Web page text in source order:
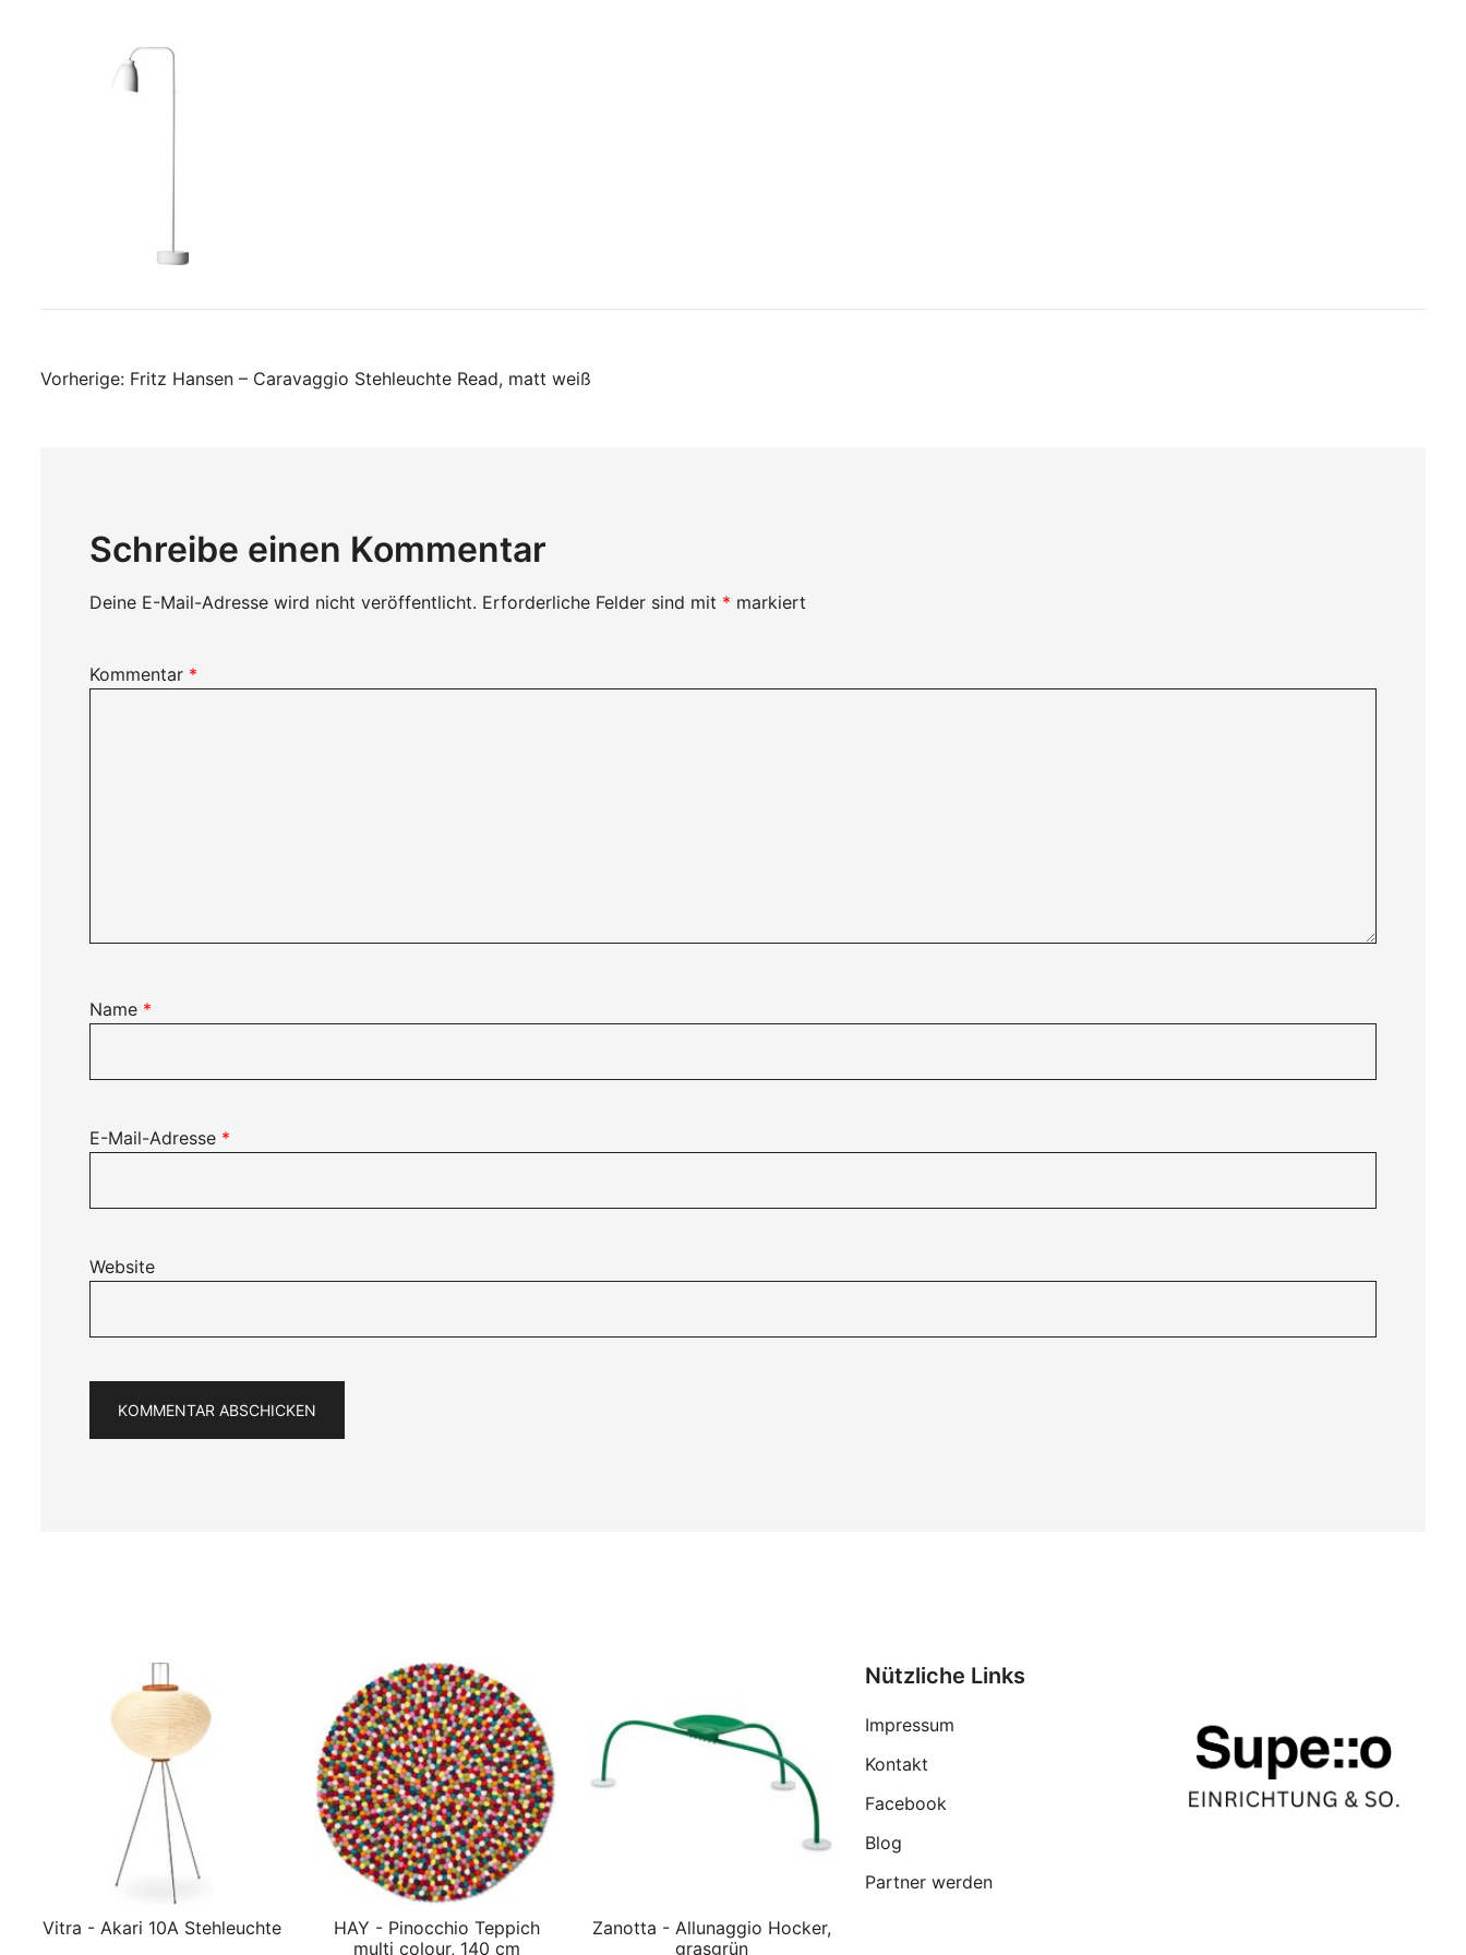
Beitragsnavigation
Vorherige: Fritz Hansen – Caravaggio Stehleuchte Read, matt weiß
Schreibe einen Kommentar
Deine E-Mail-Adresse wird nicht veröffentlicht. Erforderliche Felder sind mit * markiert
Kommentar *
Name *
E-Mail-Adresse *
Website
Vitra - Akari 10A Stehleuchte
HAY - Pinocchio Teppich
multi colour, 140 cm
Zanotta - Allunaggio Hocker,
grasgrün
Nützliche Links
Impressum
Kontakt
Facebook
Blog
Partner werden